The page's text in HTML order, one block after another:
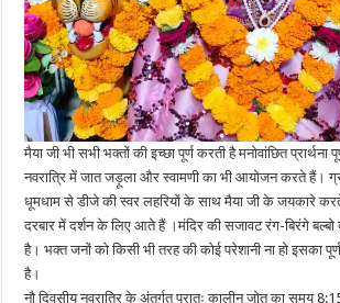
मैया जी भी सभी भक्तों की इच्छा पूर्ण करती है मनोवांछित प्रार्थना
नवरात्रि में जात जड़ूला और स्वामणी का भी आयोजन करते हैं।
धूमधाम से डीजे की स्वर लहरियों के साथ मैया जी के जयकारे
दरबार में दर्शन के लिए आते हैं ।मंदिर की सजावट रंग-बिरंगे बल्बो
है। भक्त जनों को किसी भी तरह की कोई परेशानी ना हो इसका
है।
नौ दिवसीय नवरात्रि के अंतर्गत प्रातः कालीन जोत का समय